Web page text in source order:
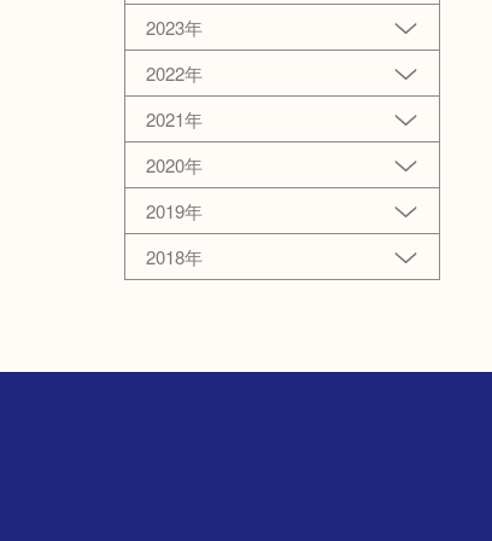
2023年
2022年
2021年
2020年
2019年
2018年